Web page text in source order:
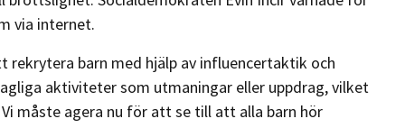
via internet.
barn med hjälp av influencertaktik och
aktiviteter som utmaningar eller uppdrag, vilket
måste agera nu för att se till att alla barn hör